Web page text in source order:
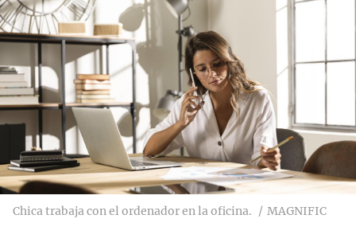
Chica trabaja con el ordenador en la oficina. MAGNIFIC